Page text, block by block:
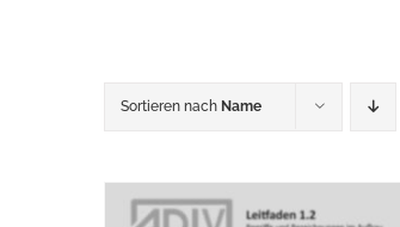
Sortieren nach Name